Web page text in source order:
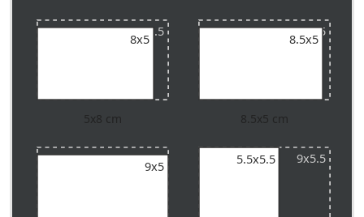
9x5.5
8x5
5x8 cm
9x5.5
8.5x5
8.5x5 cm
9x5.5
9x5 9x5.5
5.5x5.5